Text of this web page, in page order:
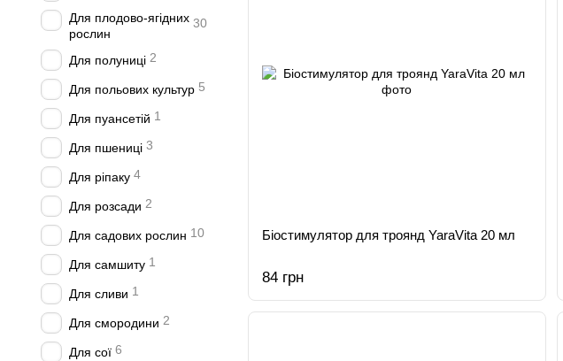
Біостимулятор для троянд YaraVita 20 мл
84 грн
Для плодово-ягідних
рослин
30
Для полуниці 2
Для польових культур 5
Для пуансетій 1
Для пшениці 3
Для ріпаку 4
Для розсади 2
Для садових рослин 10
Для самшиту 1
Для сливи 1
Для смородини 2
Для сої 6